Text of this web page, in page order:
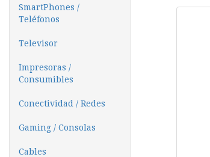
SmartPhones /
Teléfonos
Televisor
Impresoras /
Consumibles
Conectividad / Redes
Gaming / Consolas
Cables